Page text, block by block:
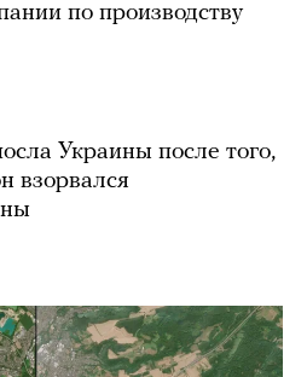
по производству
Украины после того,
взорвался